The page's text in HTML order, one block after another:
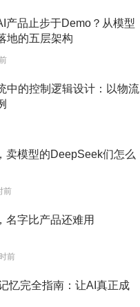
产品止步于Demo？从模型
地的五层架构
中的控制逻辑设计：以物流
卖模型的DeepSeek们怎么
前
名字比产品还难用
前
忆完全指南：让AI真正成